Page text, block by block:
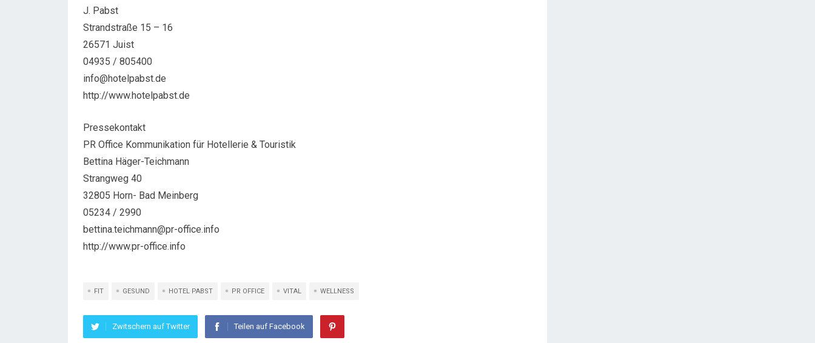
J. Pabst
Strandstraße 15 – 16
26571 Juist
04935 / 805400
info@hotelpabst.de
http://www.hotelpabst.de
Pressekontakt
PR Office Kommunikation für Hotellerie & Touristik
Bettina Häger-Teichmann
Strangweg 40
32805 Horn- Bad Meinberg
05234 / 2990
bettina.teichmann@pr-office.info
http://www.pr-office.info
FIT GESUND HOTEL PABST PR OFFICE VITAL WELLNESS
Zwitschern auf Twitter Teilen auf Facebook